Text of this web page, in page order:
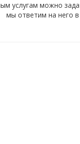
услугам можно
мы ответим на него